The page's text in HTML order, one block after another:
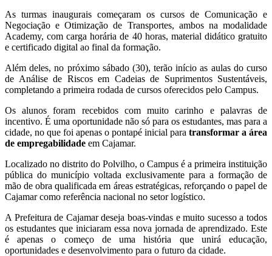
As turmas inaugurais começaram os cursos de Comunicação e
Negociação e Otimização de Transportes, ambos na modalidade
Academy, com carga horária de 40 horas, material didático gratuito
e certificado digital ao final da formação.
Além deles, no próximo sábado (30), terão início as aulas do curso
de Análise de Riscos em Cadeias de Suprimentos Sustentáveis,
completando a primeira rodada de cursos oferecidos pelo Campus.
Os alunos foram recebidos com muito carinho e palavras de
incentivo. É uma oportunidade não só para os estudantes, mas para a
cidade, no que foi apenas o pontapé inicial para transformar a área
de empregabilidade em Cajamar.
Localizado no distrito do Polvilho, o Campus é a primeira instituição
pública do município voltada exclusivamente para a formação de
mão de obra qualificada em áreas estratégicas, reforçando o papel de
Cajamar como referência nacional no setor logístico.
A Prefeitura de Cajamar deseja boas-vindas e muito sucesso a todos
os estudantes que iniciaram essa nova jornada de aprendizado. Este
é apenas o começo de uma história que unirá educação,
oportunidades e desenvolvimento para o futuro da cidade.